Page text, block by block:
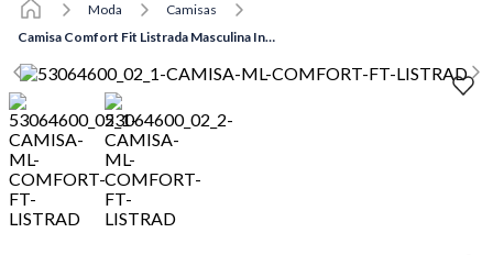
Moda
Camisas
Camisa Comfort Fit Listrada Masculina Individual